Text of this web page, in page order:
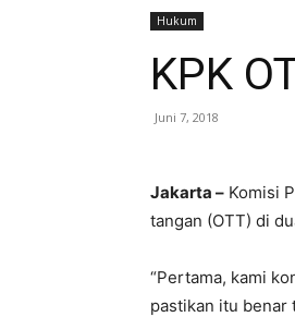
Hukum
KPK
Juni 7, 2018
Jakarta – Komisi
tangan (OTT) di
“Pertama, kami
pastikan itu benar